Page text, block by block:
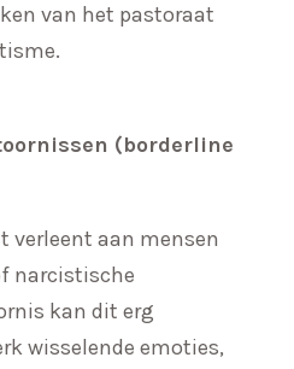
van het pastoraat
(borderline
verleent aan mensen
narcistische
kan dit erg
wisselende emoties,